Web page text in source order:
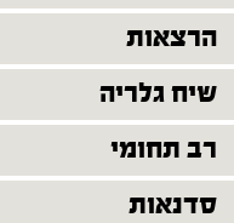
הרצאות
שיח גלריה
רב תחומי
סדנאות